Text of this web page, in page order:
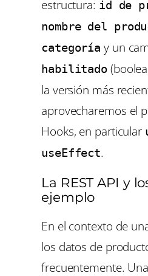
estructura: id de
nombre del
categoría y un
habilitado
la versión más
aprovecharemos el
Hooks, en particular
useEffect.
La REST API y
ejemplo
En el contexto de
los datos de
frecuentemente. Una